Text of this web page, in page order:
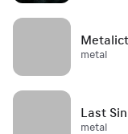
metal
Last
metal